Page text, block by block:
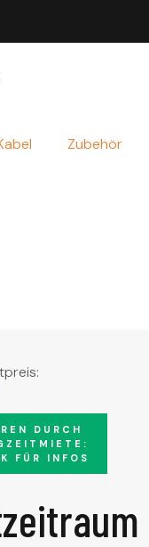
Zubehör
DURCH
FÜR INFOS